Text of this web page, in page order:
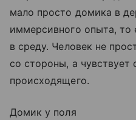
мало просто домика в
иммерсивного опыта, то
в среду. Человек не
со стороны, а чувствует
происходящего.
Домик у поля